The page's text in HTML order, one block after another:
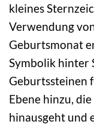
kleines
Verwendung
Geburtsmonat
Symbolik hinter
Geburtssteinen
Ebene hinzu,
hinausgeht und